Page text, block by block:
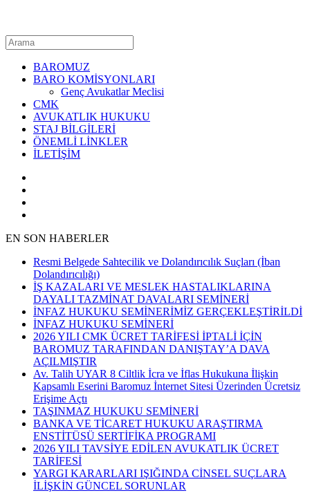
BAROMUZ
BARO KOMİSYONLARI
Genç Avukatlar Meclisi
CMK
AVUKATLIK HUKUKU
STAJ BİLGİLERİ
ÖNEMLİ LİNKLER
İLETİŞİM
EN SON HABERLER
Resmi Belgede Sahtecilik ve Dolandırıcılık Suçları (İban
Dolandırıcılığı)
İŞ KAZALARI VE MESLEK HASTALIKLARINA
DAYALI TAZMİNAT DAVALARI SEMİNERİ
İNFAZ HUKUKU SEMİNERİMİZ GERÇEKLEŞTİRİLDİ
İNFAZ HUKUKU SEMİNERİ
2026 YILI CMK ÜCRET TARİFESİ İPTALİ İÇİN
BAROMUZ TARAFINDAN DANIŞTAY’A DAVA
AÇILMIŞTIR
Av. Talih UYAR 8 Ciltlik İcra ve İflas Hukukuna İlişkin
Kapsamlı Eserini Baromuz İnternet Sitesi Üzerinden Ücretsiz
Erişime Açtı
TAŞINMAZ HUKUKU SEMİNERİ
BANKA VE TİCARET HUKUKU ARAŞTIRMA
ENSTİTÜSÜ SERTİFİKA PROGRAMI
2026 YILI TAVSİYE EDİLEN AVUKATLIK ÜCRET
TARİFESİ
YARGI KARARLARI IŞIĞINDA CİNSEL SUÇLARA
İLİŞKİN GÜNCEL SORUNLAR